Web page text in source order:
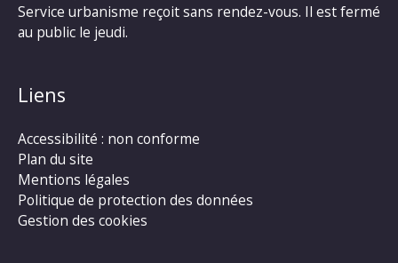
Service urbanisme reçoit sans rendez-vous. Il est fermé
au public le jeudi.
Liens
Accessibilité : non conforme
Plan du site
Mentions légales
Politique de protection des données
Gestion des cookies